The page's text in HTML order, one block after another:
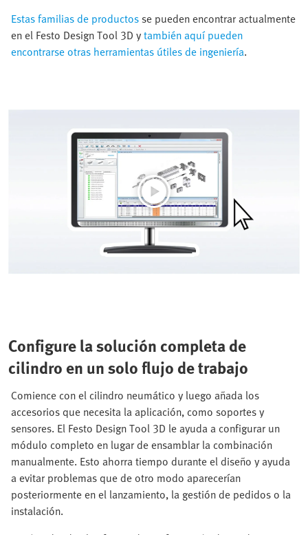
Estas familias de productos se pueden encontrar actualmente
en el Festo Design Tool 3D ytambién aquí pueden
encontrarse otras herramientas útiles de ingeniería.
Configure la solución completa de
cilindro en un solo flujo de trabajo
Comience con el cilindro neumático y luego añada los
accesorios que necesita la aplicación, como soportes y
sensores. El Festo Design Tool 3D le ayuda a configurar un
módulo completo en lugar de ensamblar la combinación
manualmente. Esto ahorra tiempo durante el diseño y ayuda
a evitar problemas que de otro modo aparecerían
posteriormente en el lanzamiento, la gestión de pedidos o la
instalación.